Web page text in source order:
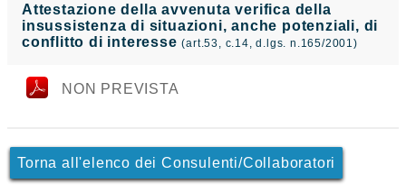
Attestazione della avvenuta verifica della
insussistenza di situazioni, anche potenziali, di
conflitto di interesse(art.53, c.14, d.lgs. n.165/2001)
NON PREVISTA
Torna all'elenco dei Consulenti/Collaboratori